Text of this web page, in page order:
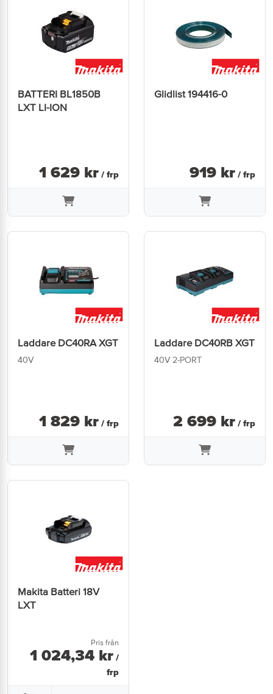
BATTERI BL1850B
LXT LI-ION
1 629 kr / frp
Glidlist 194416-0
919 kr / frp
Laddare DC40RA XGT
40V
1 829 kr / frp
Laddare DC40RB XGT
40V 2-PORT
2 699 kr / frp
Makita Batteri 18V
LXT
Pris från
1 024,34 kr /
frp